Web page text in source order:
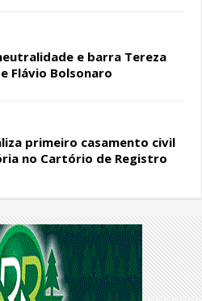
e barra Tereza
Flávio Bolsonaro
primeiro casamento civil
no Cartório de Registro